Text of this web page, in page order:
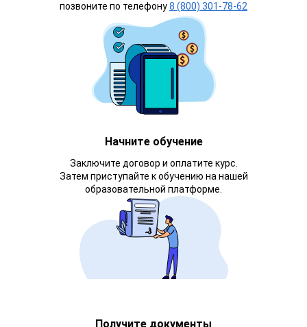
позвоните по телефону8 (800) 301-78-62
Начните обучение
Заключите договор и оплатите курс.
Затем приступайте к обучению на нашей
образовательной платформе.
Получите документы